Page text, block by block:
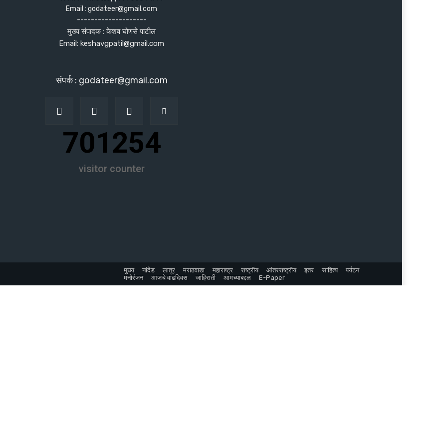
Email : godateer@gmail.com
--------------------
मुख्य संपादक : केशव घोणसे पाटील
Email: keshavgpatil@gmail.com
संपर्क : godateer@gmail.com
701254
visitor counter
मुख्य नांदेड लातूर मराठवाडा महाराष्ट्र राष्ट्रीय आंतरराष्ट्रीय इतर साहित्य
पर्यटन
मनोरंजन
आजचे वाढदिवस जाहिराती आमच्याबद्दल E-Paper